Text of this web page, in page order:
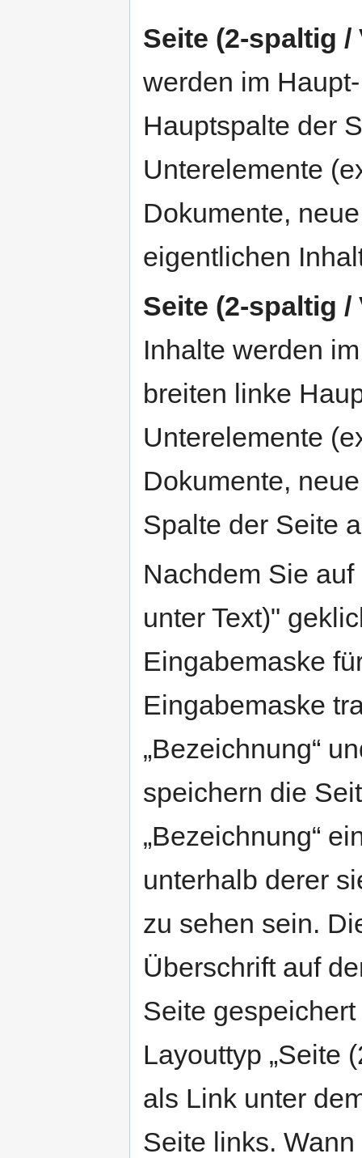
Seite (2-spaltig
werden im
Hauptspalte der
Unterelemente
Dokumente,
eigentlichen
Seite (2-spaltig
Inhalte werden
breiten linke
Unterelemente
Dokumente,
Spalte der Seite
Nachdem Sie
unter Text)"
Eingabemaske
Eingabemaske
„Bezeichnung“
speichern die
„Bezeichnung“
unterhalb derer
zu sehen sein.
Überschrift auf
Seite
Layouttyp „Seite
als Link unter
Seite links.